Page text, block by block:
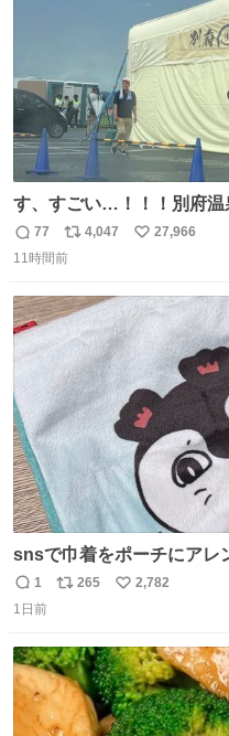
す、すごい…！！！別府
らい待つんだろう…
返
信
77
リ
ポ
ト
数
4,047
い
数
27,966
11時間前
snsで巾着をポーチにアレ
みました🧵 裁縫は得意で
ましたので悪しからず🙏🏻
に入り⭐️
返
信
1
リ
ト
数
265
い
数
2,782
1日前